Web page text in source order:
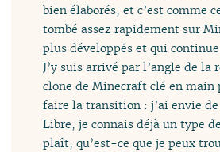
bien élaborés, et c’est comme
tombé assez rapidement sur
plus développés et qui continue
J’y suis arrivé par l’angle de la
clone de Minecraft clé en main
faire la transition : j’ai envie
Libre, je connais déjà un type
plaît, qu’est-ce que je peux